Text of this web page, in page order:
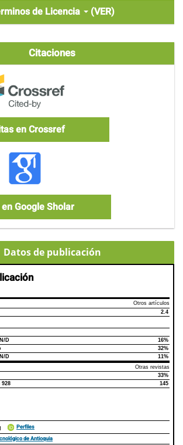
de Licencia
(VER)
Citaciones
en Crossref
Google Sholar
Datos de publicación
Otros artículos
2.4
artículo
N/D
16%
32%
N/D
11%
Otras revistas
33%
928 145
Perfiles
de Antioquia